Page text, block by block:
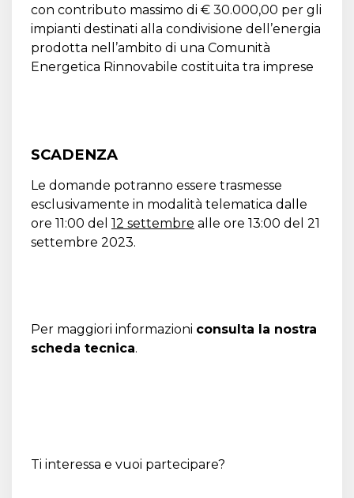
con contributo massimo di € 30.000,00 per gli
impianti destinati alla condivisione dell’energia
prodotta nell’ambito di una Comunità
Energetica Rinnovabile costituita tra imprese
SCADENZA
Le domande potranno essere trasmesse
esclusivamente in modalità telematica dalle
ore 11:00 del 12 settembre alle ore 13:00 del 21
settembre 2023.
Per maggiori informazioni consulta la nostra
scheda tecnica.
Ti interessa e vuoi partecipare?